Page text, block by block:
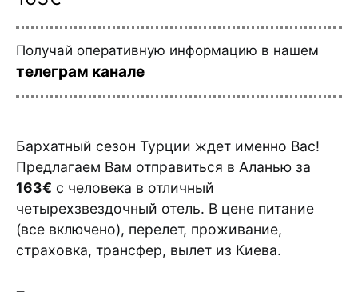
Получай оперативную информацию в нашем
телеграм канале
Бархатный сезон Турции ждет именно Вас!
Предлагаем Вам отправиться в Аланью за
163€ с человека в отличный
четырехзвездочный отель. В цене питание
(все включено), перелет, проживание,
страховка, трансфер, вылет из Киева.